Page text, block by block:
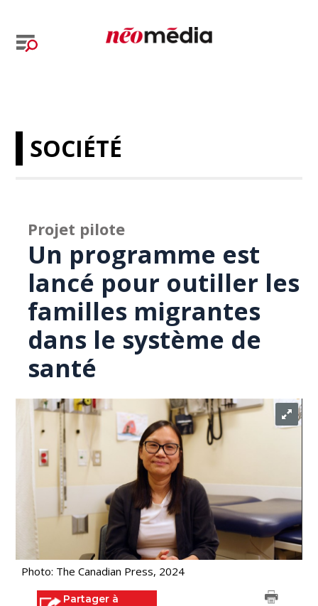
SOCIÉTÉ
Projet pilote
Un programme est
lancé pour outiller les
familles migrantes
dans le système de
santé
Photo: The Canadian Press, 2024
Partager à